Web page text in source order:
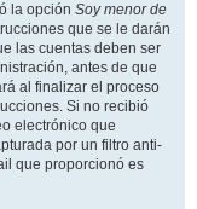
la opción Soy menor de
que se le darán
las cuentas deben ser
antes de que
al finalizar el proceso
Si no recibió
electrónico que
por un filtro anti-
que proporcionó es